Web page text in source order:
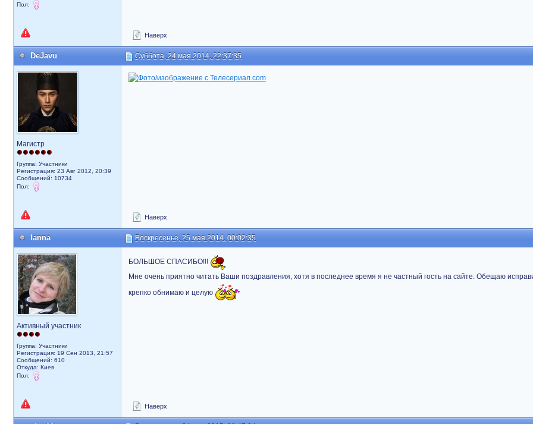
Пол:
Наверх
DeJavu Суббота, 24 мая 2014, 22:37:35
Магистр
Группа: Участники
Регистрация: 23 Авг 2012, 20:39
Сообщений: 10734
Пол:
Наверх
lanna Воскресенье, 25 мая 2014, 00:02:35
Активный участник
Группа: Участники
Регистрация: 19 Сен 2013, 21:57
Сообщений: 610
Откуда: Киев
Пол:
БОЛЬШОЕ СПАСИБО!!!
Мне очень приятно читать Ваши поздравления, хотя в последнее время я не частный гость на сайте. Обещаю
крепко обнимаю и целую
Наверх